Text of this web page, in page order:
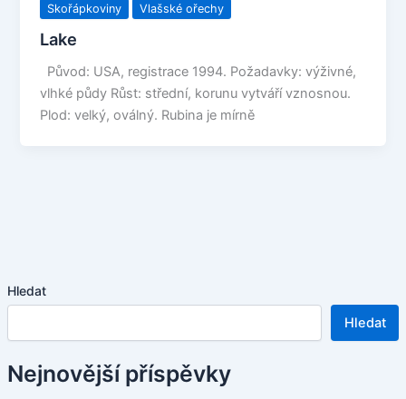
Hledat
Hledat
Nejnovější příspěvky
Skořápkoviny Vlašské ořechy
Lake
Původ: USA, registrace 1994. Požadavky: výživné,
vlhké půdy Růst: střední, korunu vytváří vznosnou.
Plod: velký, oválný. Rubina je mírně